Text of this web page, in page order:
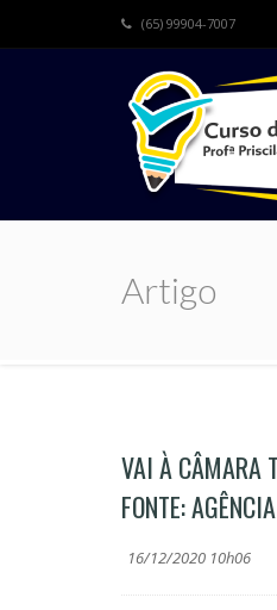
(65) 99904-7007
Artigo
VAI À CÂMARA
FONTE:
16/12/2020 10h06